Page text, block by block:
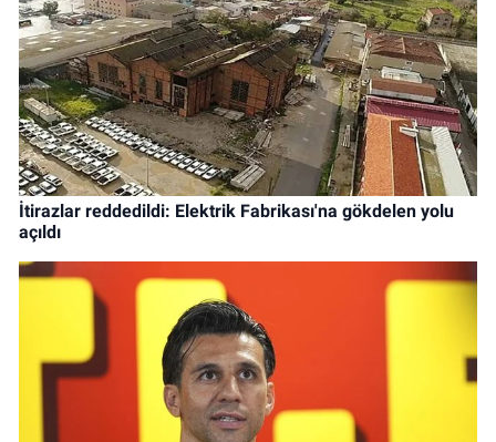
İtirazlar reddedildi: Elektrik Fabrikası'na gökdelen yolu
açıldı